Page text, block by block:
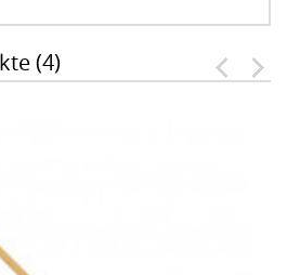
(4)